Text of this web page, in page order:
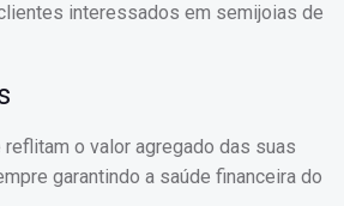
interessados em semijoias de
o valor agregado das suas
garantindo a saúde financeira do